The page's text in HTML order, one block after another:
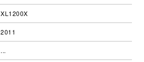
XL1200X
2011
...